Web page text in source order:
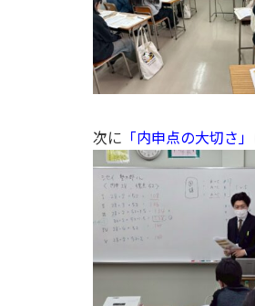
次に 「内申点の大切さ」